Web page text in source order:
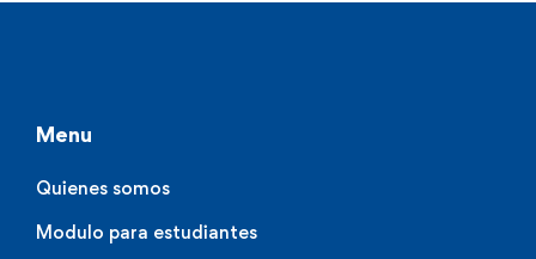
Menu
Quienes somos
Modulo para estudiantes